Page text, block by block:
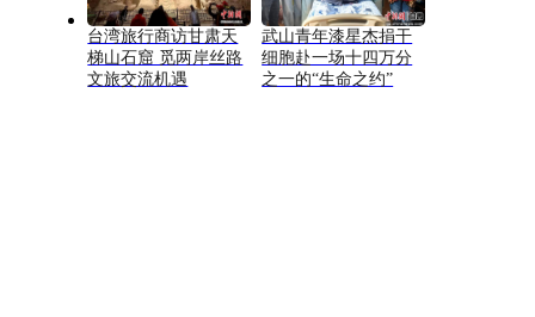
台湾旅行商访甘肃天
梯山石窟 觅两岸丝路
文旅交流机遇
武山青年漆星杰捐干
细胞赴一场十四万分
之一的“生命之约”